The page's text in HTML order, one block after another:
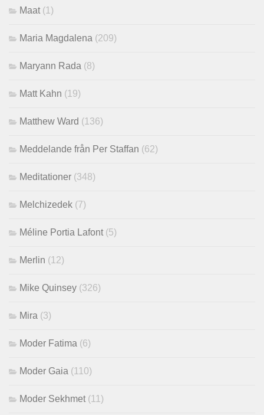
Maat (1)
Maria Magdalena (209)
Maryann Rada (8)
Matt Kahn (19)
Matthew Ward (136)
Meddelande från Per Staffan (62)
Meditationer (348)
Melchizedek (7)
Méline Portia Lafont (5)
Merlin (12)
Mike Quinsey (326)
Mira (3)
Moder Fatima (6)
Moder Gaia (110)
Moder Sekhmet (11)